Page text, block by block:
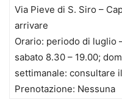
Via Pieve di S. Siro –
arrivare
Orario: periodo di luglio
sabato 8.30 – 19.00;
settimanale: consultare
Prenotazione: Nessuna